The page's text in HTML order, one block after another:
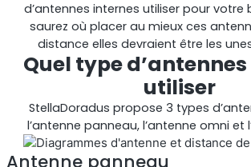
Répéteur OS6
Répéteur commercial à
d’antennes internes utiliser pour votre
saurez où placer au mieux ces
distance elles devraient être les
Quel type
utiliser
StellaDoradus propose 3 types
l’antenne panneau, l’antenne omni et
Antenne panneau